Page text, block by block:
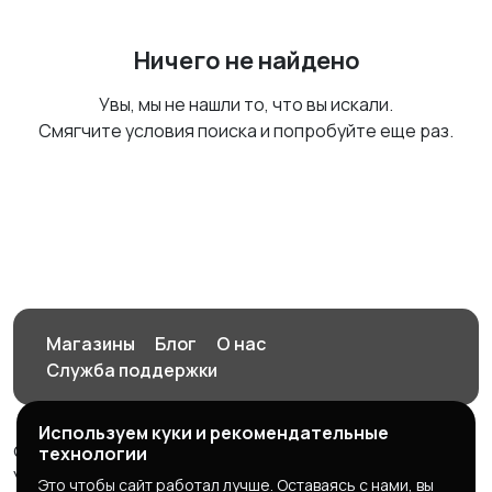
Ничего не найдено
Увы, мы не нашли то, что вы искали.
Смягчите условия поиска и попробуйте еще раз.
Магазины Блог
О нас
Служба поддержки
© 2026 Орен-АЙ - Авто | Недвижимость | Работа |
Услуги
Используем куки и рекомендательные
технологии
Это чтобы сайт работал лучше. Оставаясь с нами, вы